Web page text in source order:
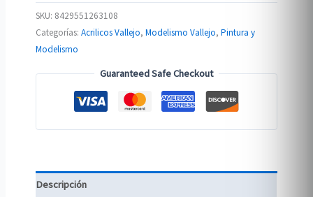
cantidad
SKU: 8429551263108
Categorías:Acrilicos Vallejo,Modelismo Vallejo,Pintura y
Modelismo
Guaranteed Safe Checkout
Descripción